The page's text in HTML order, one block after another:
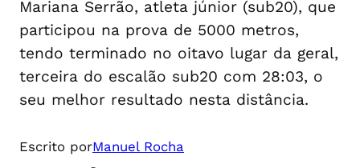
Mariana Serrão, atleta júnior (sub20), que
participou na prova de 5000 metros,
tendo terminado no oitavo lugar da geral,
terceira do escalão sub20 com 28:03, o
seu melhor resultado nesta distância.
Escrito porManuel Rocha